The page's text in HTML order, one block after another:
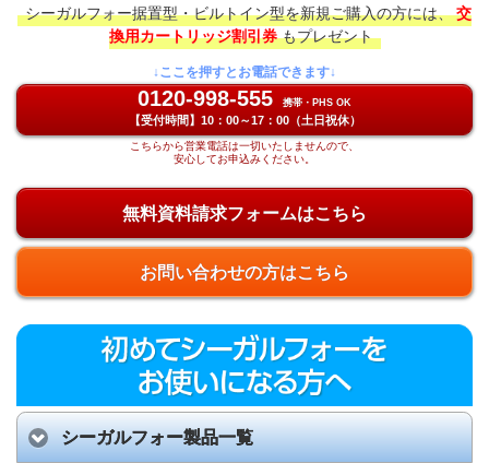
シーガルフォー据置型・ビルトイン型を新規ご購入の方には、交
換用カートリッジ割引券もプレゼント
↓ここを押すとお電話できます↓
0120-998-555 携帯・PHS OK
【受付時間】10：00～17：00（土日祝休）
こちらから営業電話は一切いたしませんので、
安心してお申込みください。
無料資料請求フォームはこちら
お問い合わせの方はこちら
シーガルフォー製品一覧